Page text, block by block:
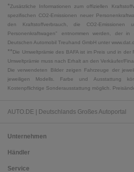
*Zusätzliche Informationen zum offiziellen
spezifischen CO2-Emissionen neuer
den Kraftstoffverbrauch, die CO2-Emissionen
Personenkraftwagen" entnommen werden, der
Deutschen Automobil Treuhand GmbH unter
**Die Umweltprämie des BAFA ist im Preis und in der
Umweltprämie muss nach Erhalt an den Verkäufer/
Die verwendeten Bilder zeigen Fahrzeuge der
jeweiligen Modells. Farbe und Ausstattung
Kostenpflichtige Sonderausstattung möglich.
AUTO.DE | Deutschlands Großes Autoportal
Unternehmen
Händler
Service